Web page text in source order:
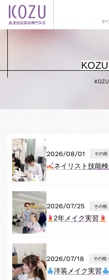
オー
2026/08/01 その他
ネイリスト技能
2026/07/25 その他
2年メイク実習
2026/07/18 その他
洋装メイク実習